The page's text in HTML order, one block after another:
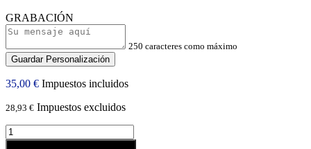
GRABACIÓN
250 caracteres como máximo
Guardar Personalización
35,00 € Impuestos incluidos
28,93 € Impuestos excluidos